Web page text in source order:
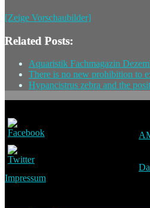
[Zeige Vorschaubilder]
Related Posts:
Aquaristik Fachmagazin
There is no new prohibition to
Hypancistrus zebra and the
Impressum